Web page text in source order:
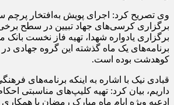
وی تصریح کرد: اجرای پویش به‌افتخار
برگزاری کرسی‌های جهاد تبیین در سطح
برگزاری یادواره شهدا، تهیه فاز نخست
برنامه‌های یک ماه گذشته این گروه جهادی
کوهدشت بوده است.
قبادی نیک با اشاره به اینکه برنامه‌های
داریم، بیان کرد: تهیه کلیپ‌های مناسبتی
ادعیه ویژه ایام ماه مبارک رمضان با